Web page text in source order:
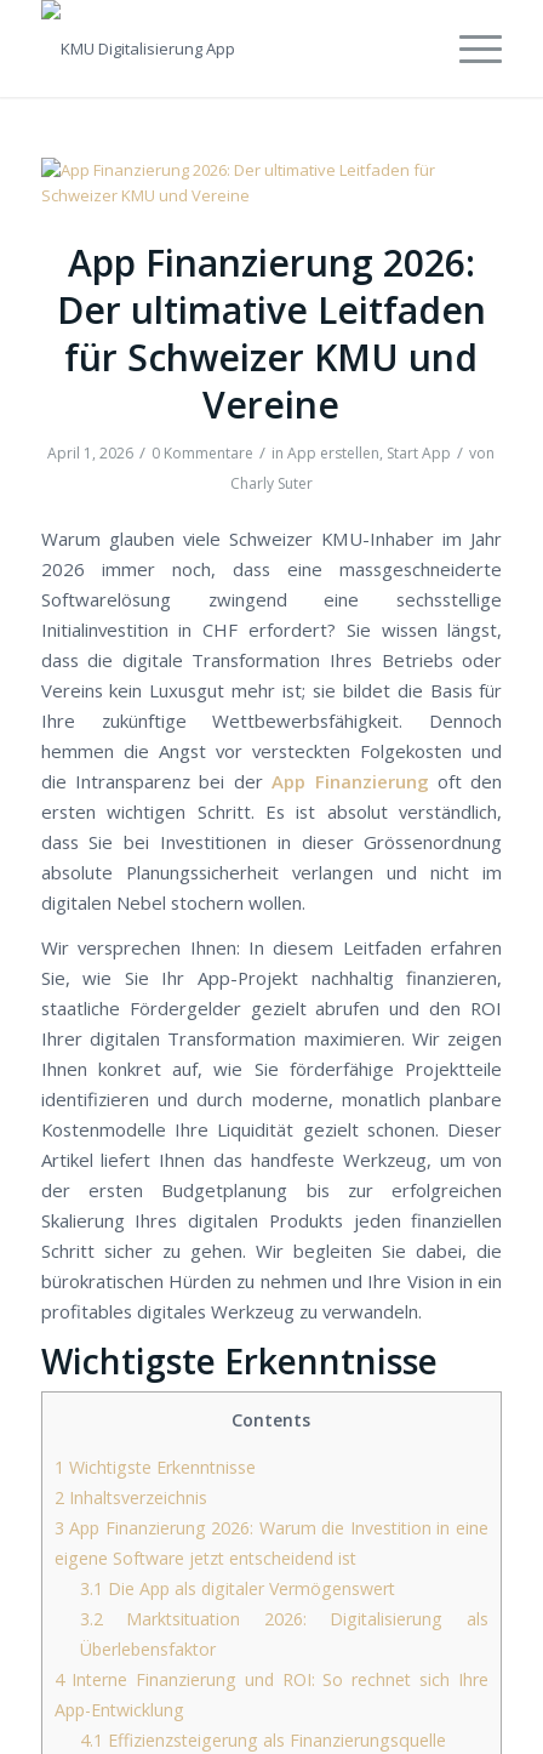
App Finanzierung 2026:
Der ultimative Leitfaden
für Schweizer KMU und
Vereine
April 1, 2026 / 0 Kommentare / inApp erstellen, Start App / von
Charly Suter
Warum glauben viele Schweizer KMU-Inhaber im Jahr
2026 immer noch, dass eine massgeschneiderte
Softwarelösung zwingend eine sechsstellige
Initialinvestition in CHF erfordert? Sie wissen längst,
dass die digitale Transformation Ihres Betriebs oder
Vereins kein Luxusgut mehr ist; sie bildet die Basis für
Ihre zukünftige Wettbewerbsfähigkeit. Dennoch
hemmen die Angst vor versteckten Folgekosten und
die Intransparenz bei derApp Finanzierung oft den
ersten wichtigen Schritt. Es ist absolut verständlich,
dass Sie bei Investitionen in dieser Grössenordnung
absolute Planungssicherheit verlangen und nicht im
digitalen Nebel stochern wollen.
Wir versprechen Ihnen: In diesem Leitfaden erfahren
Sie, wie Sie Ihr App-Projekt nachhaltig finanzieren,
staatliche Fördergelder gezielt abrufen und den ROI
Ihrer digitalen Transformation maximieren. Wir zeigen
Ihnen konkret auf, wie Sie förderfähige Projektteile
identifizieren und durch moderne, monatlich planbare
Kostenmodelle Ihre Liquidität gezielt schonen. Dieser
Artikel liefert Ihnen das handfeste Werkzeug, um von
der ersten Budgetplanung bis zur erfolgreichen
Skalierung Ihres digitalen Produkts jeden finanziellen
Schritt sicher zu gehen. Wir begleiten Sie dabei, die
bürokratischen Hürden zu nehmen und Ihre Vision in ein
profitables digitales Werkzeug zu verwandeln.
Wichtigste Erkenntnisse
Contents
1 Wichtigste Erkenntnisse
2Inhaltsverzeichnis
3 App Finanzierung 2026: Warum die Investition in eine
eigene Software jetzt entscheidend ist
3.1 Die App als digitaler Vermögenswert
3.2Marktsituation 2026: Digitalisierung als
Überlebensfaktor
4Interne Finanzierung und ROI: So rechnet sich Ihre
App-Entwicklung
4.1 Effizienzsteigerung als Finanzierungsquelle